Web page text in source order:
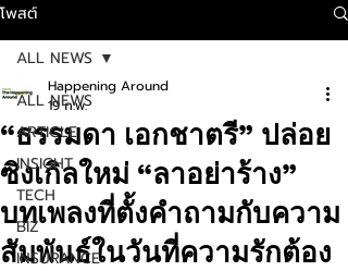
โพสต์
ALL NEWS
ARTICLE
INSIGHT
TECH
BIZ
INSURANCE
ALL NEWS
“ธรรมดา เอกชาตรี” ปล่อย
ซิงเกิลใหม่ “ลาอย่าร้าง”
บทเพลงที่ตั้งคำถามกับความ
สัมพันธ์ในวันที่ความรักต้อง
Happening Around
19 ก.พ.